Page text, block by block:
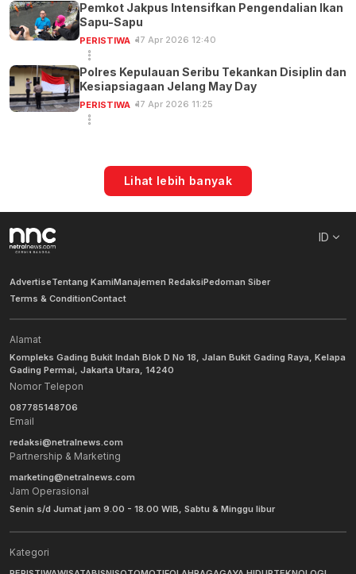
Pemkot Jakpus Intensifkan Pengendalian Ikan
Sapu-Sapu
PERISTIWA 17 Apr 2026 12:40
Polres Kepulauan Seribu Tekankan Disiplin dan
Kesiapsiagaan Jelang May Day
PERISTIWA 17 Apr 2026 11:25
Lihat lebih banyak
ID
AdvertiseTentang KamiManajemen RedaksiPedoman Siber
Terms & ConditionContact
Alamat
Kompleks Gading Bukit Indah Blok D No 18, Jalan Bukit Gading Raya, Kelapa
Gading Permai, Jakarta Utara, 14240
Nomor Telepon
087785148706
Email
redaksi@netralnews.com
Partnership & Marketing
marketing@netralnews.com
Jam Operasional
Senin s/d Jumat jam 9.00 - 18.00 WIB, Sabtu & Minggu libur
Kategori